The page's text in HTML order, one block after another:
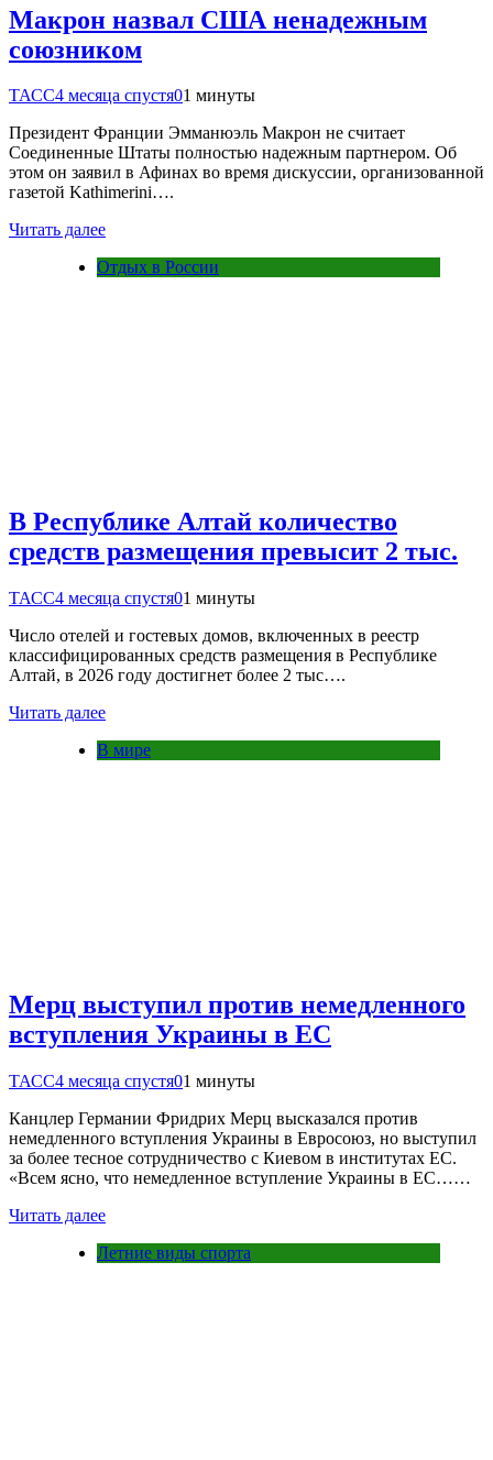
Макрон назвал США ненадежным
союзником
ТАСС4 месяца спустя01 минуты
Президент Франции Эмманюэль Макрон не считает
Соединенные Штаты полностью надежным партнером. Об
этом он заявил в Афинах во время дискуссии, организованной
газетой Kathimerini….
Читать далее
Отдых в России
В Республике Алтай количество
средств размещения превысит 2 тыс.
ТАСС4 месяца спустя01 минуты
Число отелей и гостевых домов, включенных в реестр
классифицированных средств размещения в Республике
Алтай, в 2026 году достигнет более 2 тыс….
Читать далее
В мире
Мерц выступил против немедленного
вступления Украины в ЕС
ТАСС4 месяца спустя01 минуты
Канцлер Германии Фридрих Мерц высказался против
немедленного вступления Украины в Евросоюз, но выступил
за более тесное сотрудничество с Киевом в институтах ЕС.
«Всем ясно, что немедленное вступление Украины в ЕС……
Читать далее
Летние виды спорта